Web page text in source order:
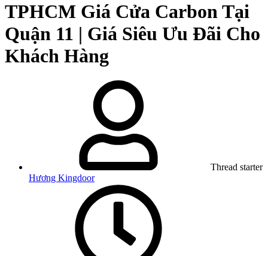
TPHCM Giá Cửa Carbon Tại
Quận 11 | Giá Siêu Ưu Đãi Cho
Khách Hàng
Thread starter
Hương Kingdoor